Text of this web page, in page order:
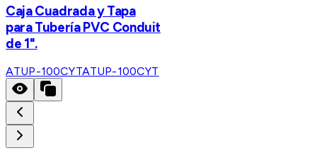
Caja Cuadrada y Tapa
para Tubería PVC Conduit
de 1".
ATUP-100CYTATUP-100CYT